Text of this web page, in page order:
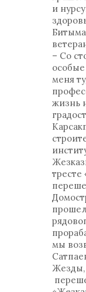
и
– Со
особые
меня
жизнь
тресте
мы
Жезды,